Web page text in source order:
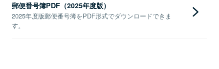
郵便番号簿PDF（2025年度版）
2025年度版郵便番号簿をPDF形式でダウンロードできま
す。